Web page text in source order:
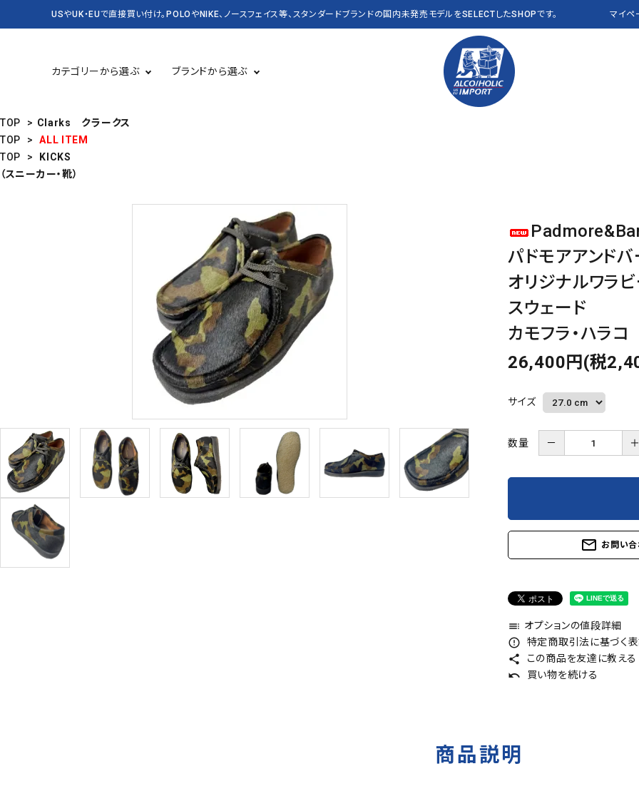
USやUK・EUで直接買い付け。POLOやNIKE、ノースフェイス等、スタンダードブランドの国内未発売モデルをSELECTしたSHOPです。 マイペ
カテゴリーから選ぶ
TOPS 長袖
NEW&VINTAGE POLO ALL ITEMS 全商品
ブランドから選ぶ
USED
Champion
LEVI'S NAUTICA
PATAGONIA Reyn Spooner
Timberland
TOP > Clarks クラークス
TOP
>
ALL ITEM
TOP
>
KICKS
（スニーカー・靴）
パドモアアンドバ
オリジナルワラ
スウェード
カモフラ・ハラコ
26,400円(税
サイズ
数量 － ＋
mail_outline お問い
toc オプションの値段詳細
error_outline 特定商取引法に基づく
share この商品を友達に教える
undo 買い物を続ける
商品説明